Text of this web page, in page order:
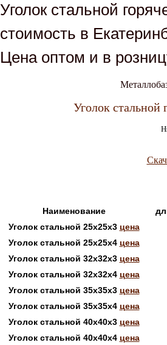
Уголок стальной
стоимость в
Цена оптом и в
Уголок стальной
Наименование
Уголок стальной 25х25х3 цена
Уголок стальной 25х25х4 цена
Уголок стальной 32х32х3 цена
Уголок стальной 32х32х4 цена
Уголок стальной 35х35х3 цена
Уголок стальной 35х35х4 цена
Уголок стальной 40х40х3 цена
Уголок стальной 40х40х4 цена